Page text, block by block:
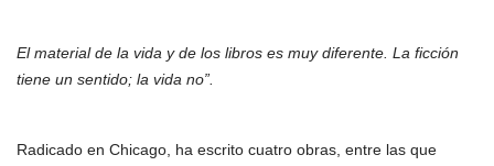
El material de la vida y de los libros es muy diferente. La ficción
tiene un sentido; la vida no”.
Radicado en Chicago, ha escrito cuatro obras, entre las que